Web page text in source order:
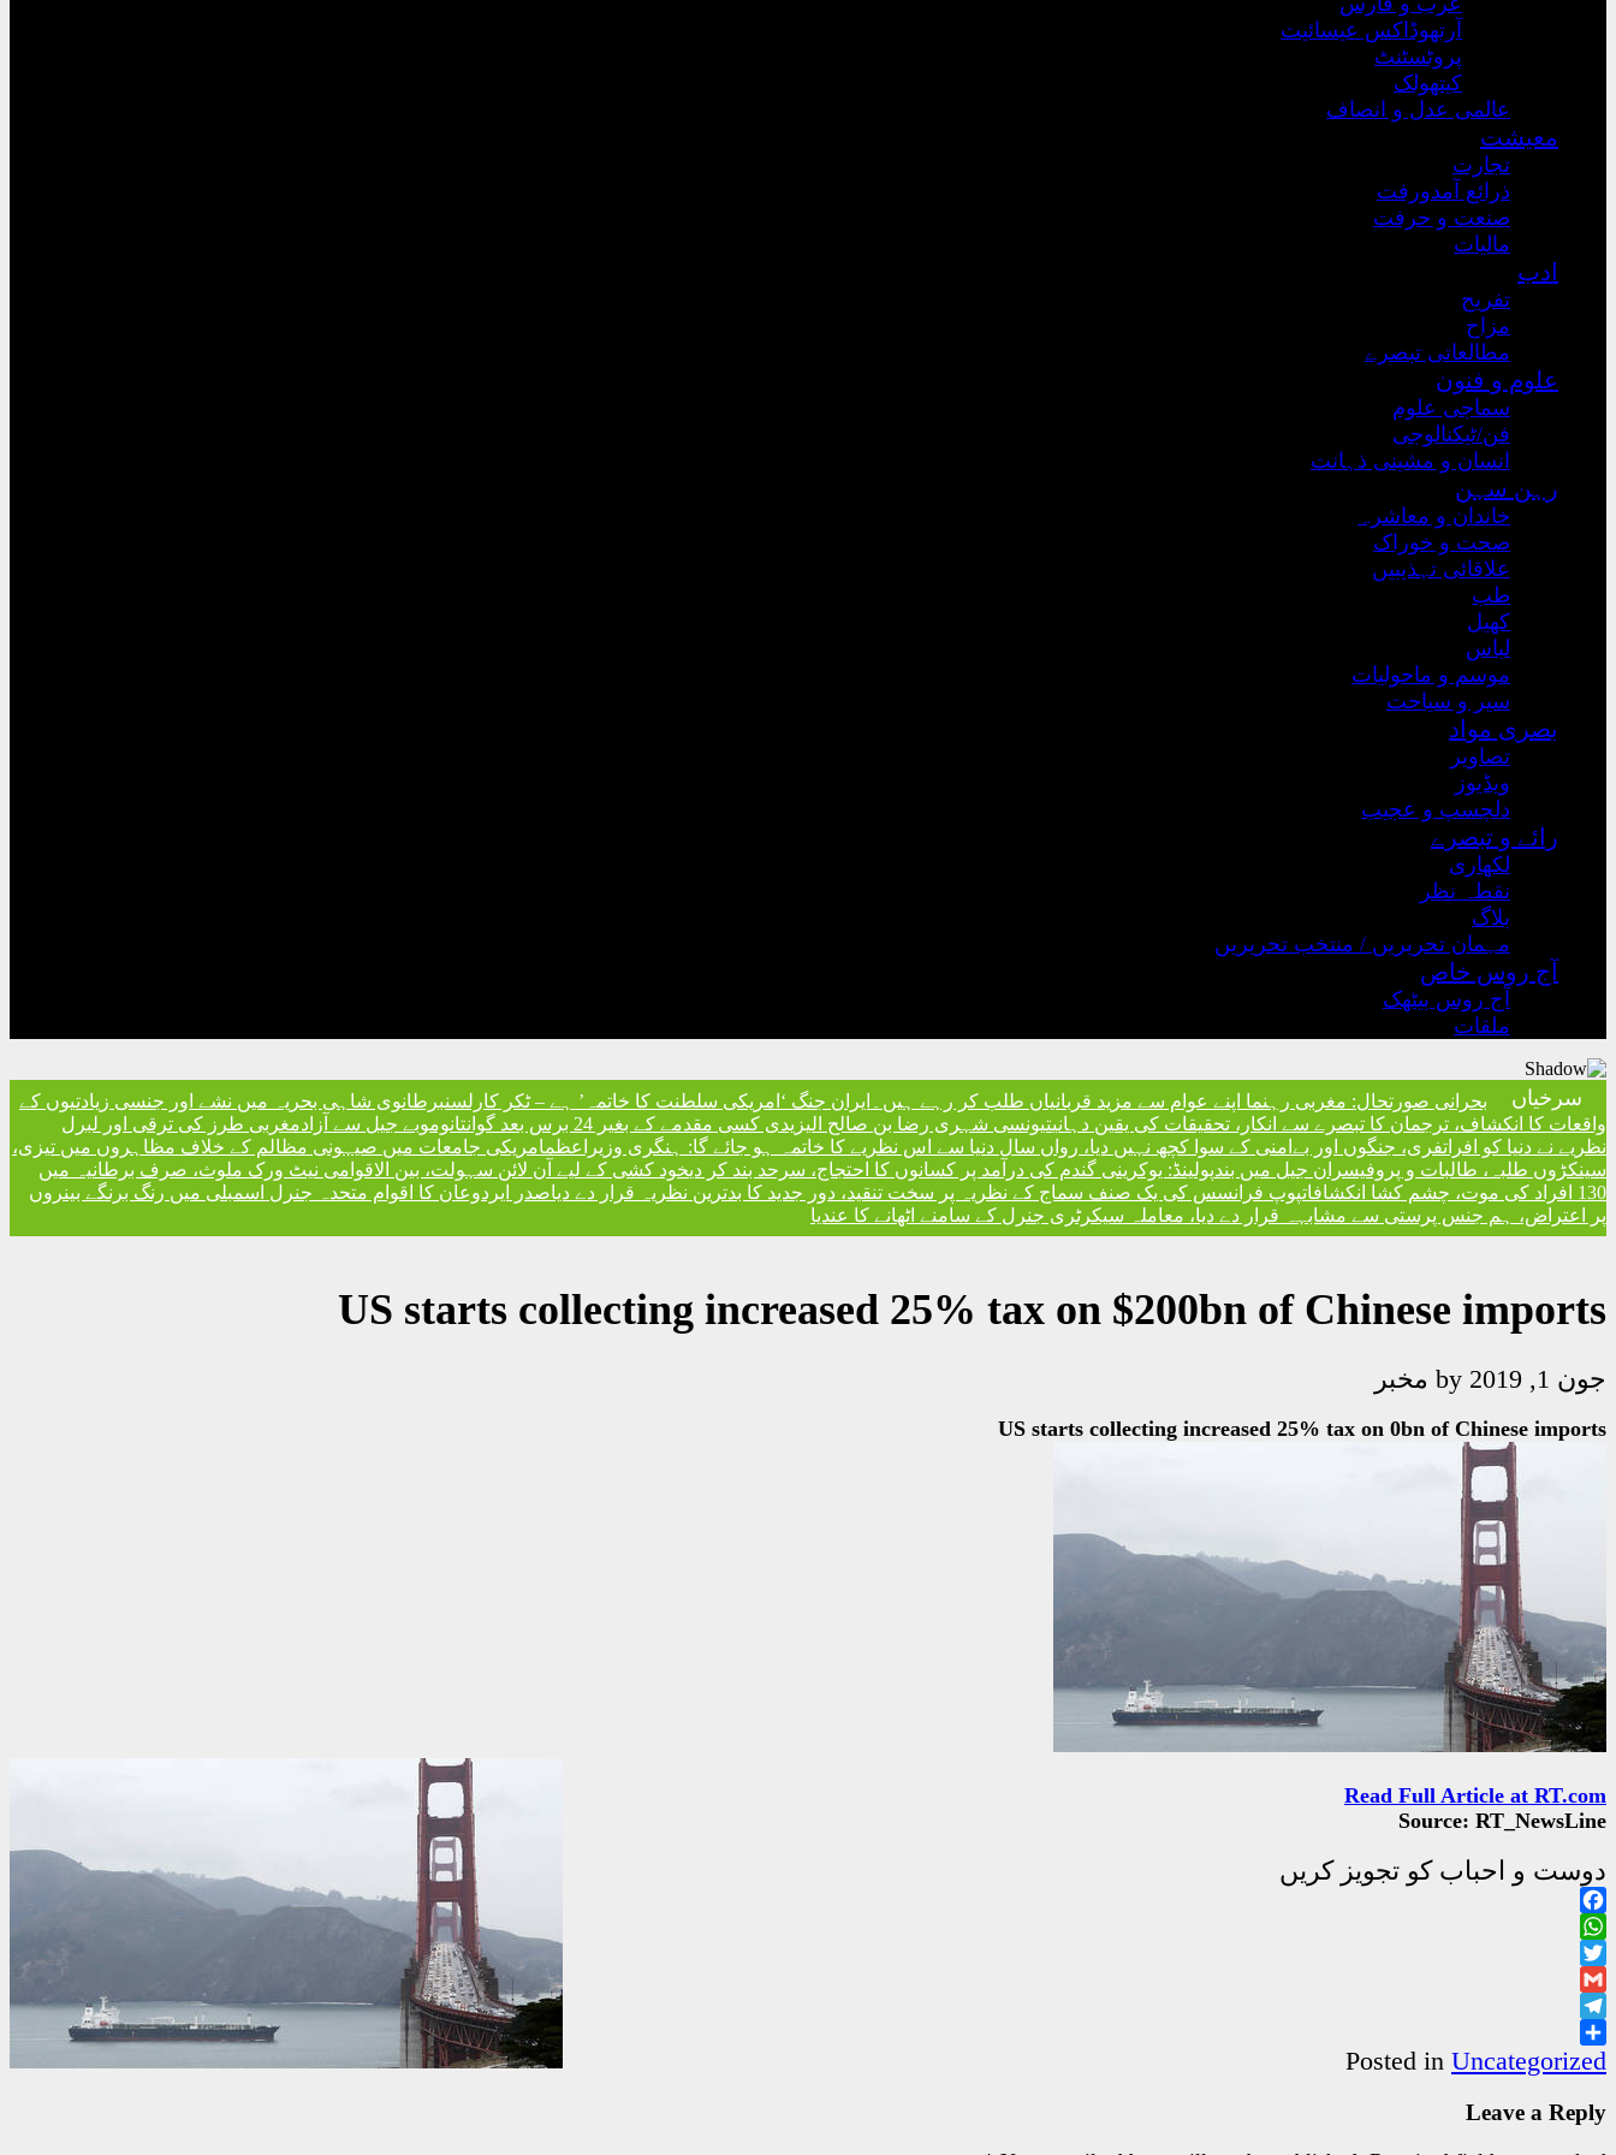
آرتھوڈاکس عیسائیت
پروٹسٹنٹ
کیتھولک
عالمی عدل و انصاف
معیشت
تجارت
ذرائع آمدورفت
صنعت و حرفت
مالیات
ادب
تفریح
مزاح
مطالعاتی تبصرے
علوم و فنون
سماجی علوم
فن/ٹیکنالوجی
انسان و مشینی ذہانت
رہن سہن
خاندان و معاشرہ
صحت و خوراک
علاقائی تہذیبیں
طب
کھیل
لباس
موسم و ماحولیات
سیر و سیاحت
بصری مواد
تصاویر
ویڈیوز
دلچسپ و عجیب
رائے و تبصرے
لکھاری
نقطہ نظر
بلاگ
مہمان تحریریں / منتخب تحریریں
آج روس خاص
آج روس بیٹھک
ملقات
سرخیاں بحرانی صورتحال: مغربی رہنما اپنے عوام سے مزید قربانیاں طلب کر رہے ہیں۔ ایران جنگ ‘امریکی سلطنت کا خاتمہ’ ہے – ٹکر کارلسنبرطانوی شاہی بحریہ میں نشے اور جنسی زیادتیوں کے
واقعات کا انکشاف، ترجمان کا تبصرے سے انکار، تحقیقات کی یقین دہانیتیونسی شہری رضا بن صالح الیزیدی کسی مقدمے کے بغیر 24 برس بعد گوانتانوموبے جیل سے آزاد
مغربی طرز کی ترقی اور لبرل
نظریے نے دنیا کو افراتفری، جنگوں اور بےامنی کے سوا کچھ نہیں دیا، رواں سال دنیا سے اس نظریے کا خاتمہ ہو جائے گا: ہنگری وزیراعظمامریکی جامعات میں صیہونی مظالم کے خلاف مظاہروں میں تیزی،
سینکڑوں طلبہ، طالبات و پروفیسران جیل میں بندپولینڈ: یوکرینی گندم کی درآمد پر کسانوں کا احتجاج، سرحد بند کر دیخود کشی کے لیے آن لائن سہولت، بین الاقوامی نیٹ ورک ملوث، صرف برطانیہ میں
130 افراد کی موت، چشم کشا انکشافات
پوپ فرانسس کی یک صنف سماج کے نظریہ پر سخت تنقید، دور جدید کا بدترین نظریہ قرار دے دیاصدر ایردوعان کا اقوام متحدہ جنرل اسمبلی میں رنگ برنگے بینروں
پر اعتراض، ہم جنس پرستی سے مشابہہ قرار دے دیا، معاملہ سیکرٹری جنرل کے سامنے اٹھانے کا عندیا
US starts collecting increased 25% tax on $200bn of Chinese imports
جون 1, 2019 مخبر
US starts collecting increased 25% tax on 0bn of Chinese imports
Read Full Article at RT.com
Source: RT_NewsLine
دوست و احباب کو تجویز کریں
Facebook
WhatsApp
Twitter
Gmail
Telegram
Share
Posted in Uncategorized
Leave a Reply